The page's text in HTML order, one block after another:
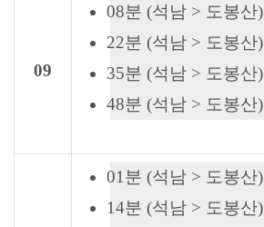
09
08분 (석남 > 도봉산)
22분 (석남 > 도봉산)
35분 (석남 > 도봉산)
48분 (석남 > 도봉산)
01분 (석남 > 도봉산)
14분 (석남 > 도봉산)